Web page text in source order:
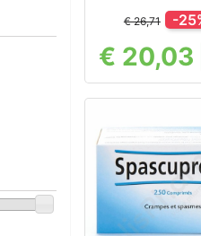
€ 26,71 -
Prijs
€ 20,03